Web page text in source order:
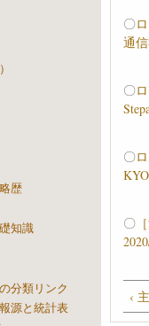
〇
通信
〇
〇
〇
‹
歴
知識
分類リンク
源と統計表